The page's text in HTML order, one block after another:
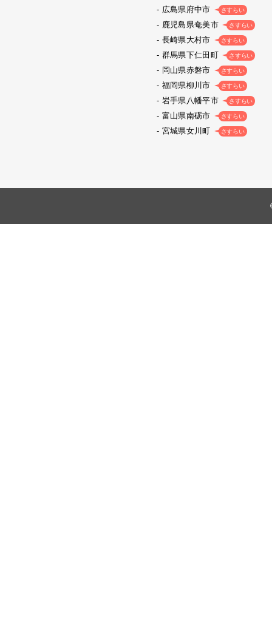
広島県府中市 さすらい
鹿児島県奄美市 さすらい
長崎県大村市 さすらい
群馬県下仁田町 さすらい
岡山県赤磐市 さすらい
福岡県柳川市 さすらい
岩手県八幡平市 さすらい
富山県南砺市 さすらい
宮城県女川町 さすらい